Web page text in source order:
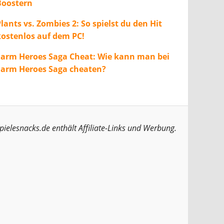
vs. Zombies 2: So spielst du den Hit
auf dem PC!
Heroes Saga Cheat: Wie kann man bei
Heroes Saga cheaten?
enthält Affiliate-Links und Werbung.